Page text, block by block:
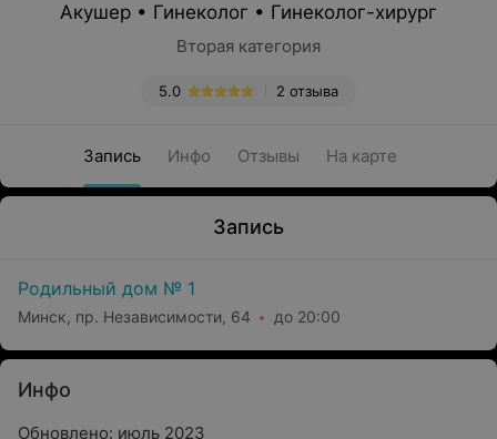
Акушер • Гинеколог • Гинеколог-хирург
Вторая категория
2 отзыва
5.0
Запись Инфо Отзывы На карте
Запись
Родильный дом № 1
Минск, пр. Независимости, 64 до 20:00
Инфо
Обновлено: июль 2023